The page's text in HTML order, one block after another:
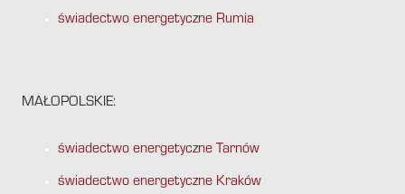
świadectwo energetyczne Rumia
MAŁOPOLSKIE:
świadectwo energetyczne Tarnów
świadectwo energetyczne Kraków